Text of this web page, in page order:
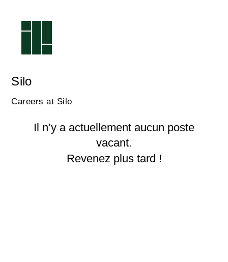
Silo
Careers at Silo
Il n’y a actuellement aucun poste
vacant.
Revenez plus tard !